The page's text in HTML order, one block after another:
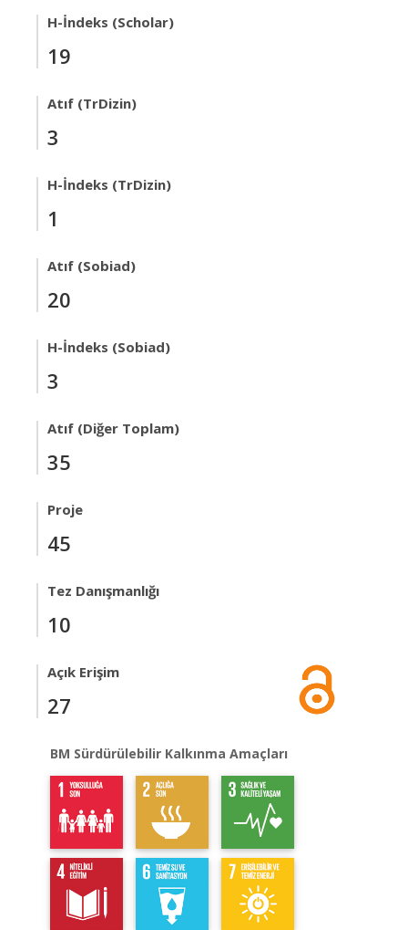
H-İndeks (Scholar)
19
Atıf (TrDizin)
3
H-İndeks (TrDizin)
1
Atıf (Sobiad)
20
H-İndeks (Sobiad)
3
Atıf (Diğer Toplam)
35
Proje
45
Tez Danışmanlığı
10
Açık Erişim
27
BM Sürdürülebilir Kalkınma Amaçları